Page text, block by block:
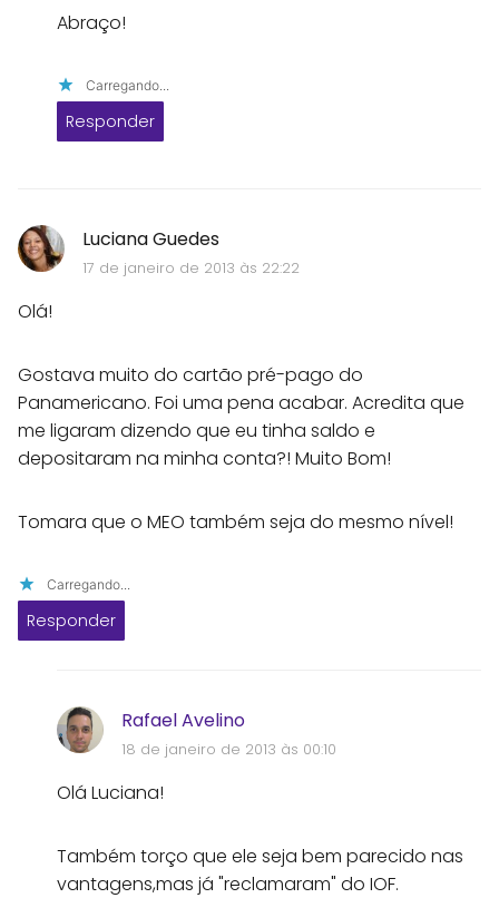
Abraço!
Carregando...
Responder
Luciana Guedes
17 de janeiro de 2013 às 22:22
Olá!
Gostava muito do cartão pré-pago do
Panamericano. Foi uma pena acabar. Acredita que
me ligaram dizendo que eu tinha saldo e
depositaram na minha conta?! Muito Bom!
Tomara que o MEO também seja do mesmo nível!
Carregando...
Responder
Rafael Avelino
18 de janeiro de 2013 às 00:10
Olá Luciana!
Também torço que ele seja bem parecido nas
vantagens,mas já "reclamaram" do IOF.